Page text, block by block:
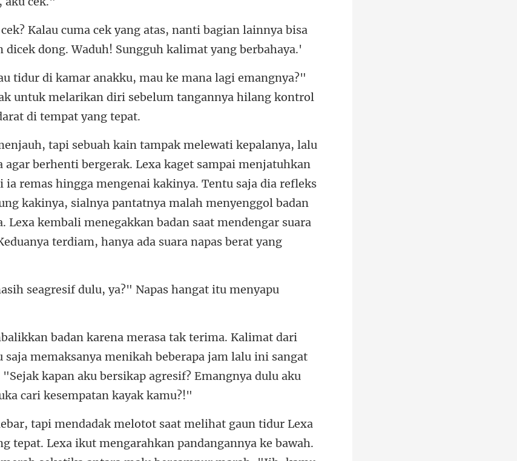
nanti bagian lainnya bisa
dic
nya?"
untuk melarikan diri sebelum tangan
ia remas hingga mengenai kakinya. Tentu saja dia refleks
kakinya, sialnya pantatnya malah menyenggol badan
gresif dulu, ya?" Napas han
saja memaksanya menikah beberapa jam lalu ini sangat
kapan
tepat. Lexa ikut mengarahkan pandangannya ke bawah.